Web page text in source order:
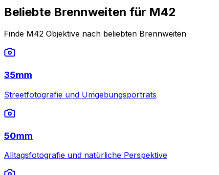
Beliebte Brennweiten für M42
Finde M42 Objektive nach beliebten Brennweiten
35mm
Streetfotografie und Umgebungsporträts
50mm
Alltagsfotografie und natürliche Perspektive